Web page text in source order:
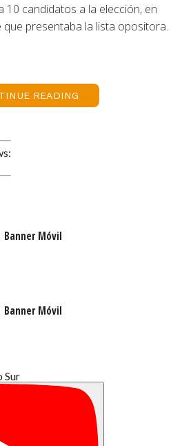
10 candidatos a la elección, en
presentaba la lista opositora.
de la lista.
READING